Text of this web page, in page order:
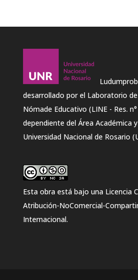
desarrollado por el Laboratorio
Nómade Educativo (LINE - Res.
dependiente del Área Académica
Universidad Nacional de Rosario
Esta obra está bajo una Licencia
Atribución-NoComercial-
Internacional.